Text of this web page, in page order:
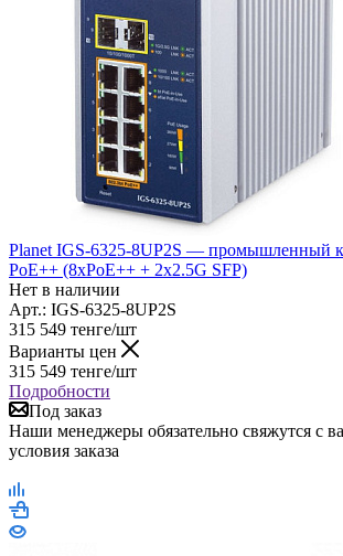
Planet IGS-6325-8UP2S — промышленный
PoE++ (8xPoE++ + 2x2.5G SFP)
Нет в наличии
Арт.: IGS-6325-8UP2S
315 549 тенге/шт
Варианты цен
315 549 тенге/шт
Подробности
Под заказ
Наши менеджеры обязательно свяжутся с
условия заказа